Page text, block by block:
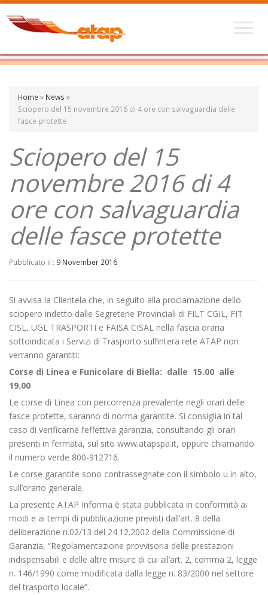
Home » News »
Sciopero del 15 novembre 2016 di 4 ore con salvaguardia delle
fasce protette
Sciopero del 15
novembre 2016 di 4
ore con salvaguardia
delle fasce protette
Pubblicato il : 9 November 2016
Si avvisa la Clientela che, in seguito alla proclamazione dello
sciopero indetto dalle Segreterie Provinciali di FILT CGIL, FIT
CISL, UGL TRASPORTI e FAISA CISAL nella fascia oraria
sottoindicata i Servizi di Trasporto sull’intera rete ATAP non
verranno garantiti:
Corse di Linea e Funicolare di Biella: dalle 15.00 alle
19.00
Le corse di Linea con percorrenza prevalente negli orari delle
fasce protette, saranno di norma garantite. Si consiglia in tal
caso di verificarne l’effettiva garanzia, consultando gli orari
presenti in fermata, sul sito www.atapspa.it, oppure chiamando
il numero verde 800-912716.
Le corse garantite sono contrassegnate con il simbolo u in alto,
sull’orario generale.
La presente ATAP Informa è stata pubblicata in conformità ai
modi e ai tempi di pubblicazione previsti dall’art. 8 della
deliberazione n.02/13 del 24.12.2002 della Commissione di
Garanzia, “Regolamentazione provvisoria delle prestazioni
indispensabili e delle altre misure di cui all’art. 2, comma 2, legge
n. 146/1990 come modificata dalla legge n. 83/2000 nel settore
del trasporto locale”.